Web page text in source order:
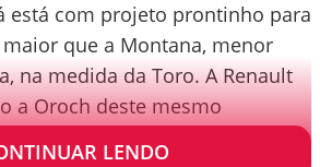
está com projeto prontinho para
que a Montana, menor
na medida da Toro. A Renault
a Oroch deste mesmo
LENDO